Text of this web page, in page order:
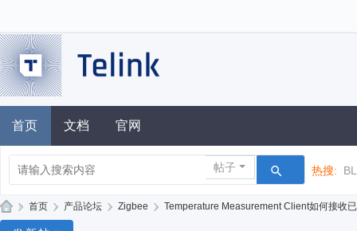
首页 文档 官网
帖子 热搜:
» 首页 › 产品论坛 › Zigbee › Temperature Measurement Client如何接收